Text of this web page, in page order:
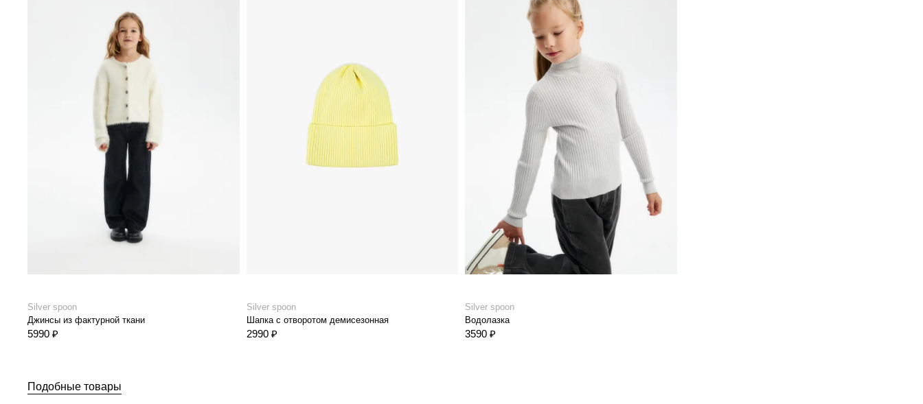
Silver spoon
Джинсы из фактурной ткани
5990 ₽
Silver spoon
Шапка с отворотом демисезонная
2990 ₽
Silver spoon
Водолазка
3590 ₽
Подобные товары